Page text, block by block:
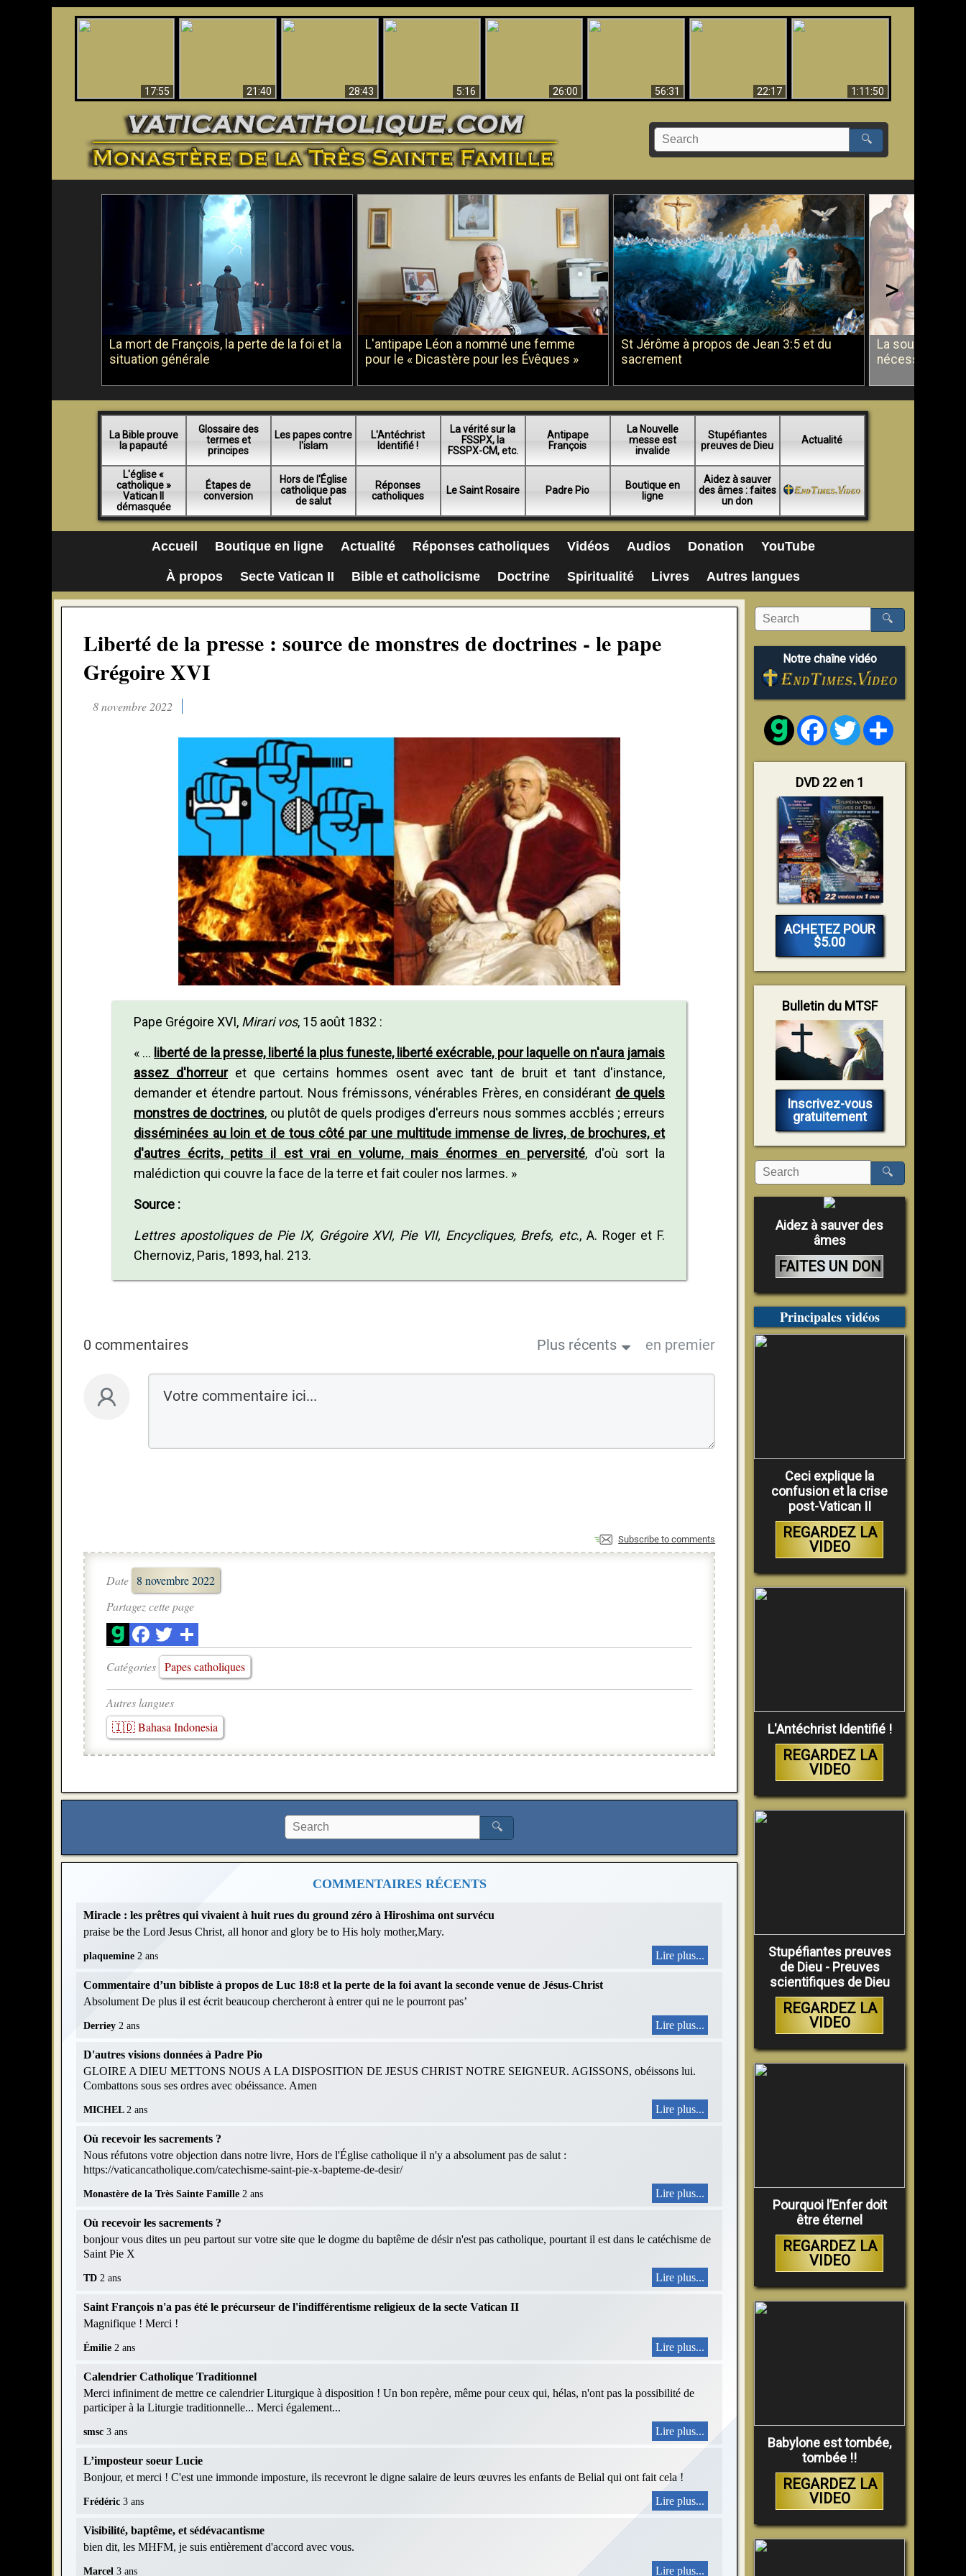
17:55
21:40
28:43
5:16
26:00 56:31 22:17
1:11:50
🔍
La mort de François, la perte de la foi et la
situation générale
L'antipape Léon a nommé une femme
pour le « Dicastère pour les Évêques »
St Jérôme à propos de Jean 3:5 et du
sacrement
La soumission
nécessité du
>
La Bible prouve
la papauté
Glossaire des
termes et
principes
Les papes contre
l'islam
L'Antéchrist
Identifié !
La vérité sur la
FSSPX, la
FSSPX-CM, etc.
Antipape
François
La Nouvelle
messe est
invalide
Stupéfiantes
preuves de Dieu
Actualité
L'église «
catholique »
Vatican II
démasquée
Étapes de
conversion
Hors de l'Église
catholique pas
de salut
Réponses
catholiques
Le Saint Rosaire Padre Pio
Boutique en
ligne
Aidez à sauver
des âmes : faites
un don
Accueil Boutique en ligne Actualité Réponses catholiques Vidéos Audios Donation YouTube
À propos Secte Vatican II Bible et catholicisme Doctrine Spiritualité Livres Autres langues
Liberté de la presse : source de monstres de doctrines - le pape
Grégoire XVI
8 novembre 2022
Pape Grégoire XVI, Mirari vos, 15 août 1832 :
« ... liberté de la presse, liberté la plus funeste, liberté exécrable, pour laquelle on n'aura jamais
assez d'horreuret que certains hommes osent avec tant de bruit et tant d'instance,
demander et étendre partout. Nous frémissons, vénérables Frères, en considérant de quels
monstres de doctrines, ou plutôt de quels prodiges d'erreurs nous sommes accblés ; erreurs
disséminées au loin et de tous côté par une multitude immense de livres, de brochures, et
d'autres écrits, petits il est vrai en volume, mais énormes en perversité, d'où sort la
malédiction qui couvre la face de la terre et fait couler nos larmes. »
Source :
Lettres apostoliques de Pie IX, Grégoire XVI, Pie VII, Encycliques, Brefs, etc., A. Roger et F.
Chernoviz, Paris, 1893, hal. 213.
0 commentaires Plus récents en premier
Subscribe to comments
Date 8 novembre 2022
Partagez cette page
Catégories Papes catholiques
Autres langues
🇮🇩 Bahasa Indonesia
🔍
COMMENTAIRES RÉCENTS
Miracle : les prêtres qui vivaient à huit rues du ground zéro à Hiroshima ont survécu
praise be the Lord Jesus Christ, all honor and glory be to His holy mother,Mary.
plaquemine 2 ans Lire plus...
Commentaire d’un bibliste à propos de Luc 18:8 et la perte de la foi avant la seconde venue de Jésus-Christ
Absolument De plus il est écrit beaucoup chercheront à entrer qui ne le pourront pas’
Derriey 2 ans Lire plus...
D'autres visions données à Padre Pio
GLOIRE A DIEU METTONS NOUS A LA DISPOSITION DE JESUS CHRIST NOTRE SEIGNEUR. AGISSONS, obéissons lui.
Combattons sous ses ordres avec obéissance. Amen
MICHEL 2 ans Lire plus...
Où recevoir les sacrements ?
Nous réfutons votre objection dans notre livre, Hors de l'Église catholique il n'y a absolument pas de salut :
https://vaticancatholique.com/catechisme-saint-pie-x-bapteme-de-desir/
Monastère de la Très Sainte Famille 2 ans Lire plus...
Où recevoir les sacrements ?
bonjour vous dites un peu partout sur votre site que le dogme du baptême de désir n'est pas catholique, pourtant il est dans le catéchisme de
Saint Pie X
TD 2 ans Lire plus...
Saint François n'a pas été le précurseur de l'indifférentisme religieux de la secte Vatican II
Magnifique ! Merci !
Émilie 2 ans Lire plus...
Calendrier Catholique Traditionnel
Merci infiniment de mettre ce calendrier Liturgique à disposition ! Un bon repère, même pour ceux qui, hélas, n'ont pas la possibilité de
participer à la Liturgie traditionnelle... Merci également...
smsc 3 ans Lire plus...
L’imposteur soeur Lucie
Bonjour, et merci ! C'est une immonde imposture, ils recevront le digne salaire de leurs œuvres les enfants de Belial qui ont fait cela !
Frédéric 3 ans Lire plus...
Visibilité, baptême, et sédévacantisme
bien dit, les MHFM, je suis entièrement d'accord avec vous.
Marcel 3 ans Lire plus...
🔍
Notre chaîne vidéo
FacebookTwitter
DVD 22 en 1
ACHETEZ POUR
$5.00
Bulletin du MTSF
Inscrivez-vous
gratuitement
🔍
Aidez à sauver des
âmes
FAITES UN DON
Principales vidéos
Ceci explique la
confusion et la crise
post-Vatican II
REGARDEZ LA
VIDEO
L'Antéchrist Identifié !
REGARDEZ LA
VIDEO
Stupéfiantes preuves
de Dieu - Preuves
scientifiques de Dieu
REGARDEZ LA
VIDEO
Pourquoi l’Enfer doit
être éternel
REGARDEZ LA
VIDEO
Babylone est tombée,
tombée !!
REGARDEZ LA
VIDEO